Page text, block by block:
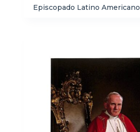
Episcopado Latino Americano